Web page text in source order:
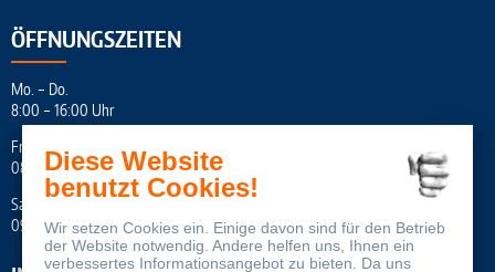
ÖFFNUNGSZEITEN
Mo. – Do.
8:00 – 16:00 Uhr
Fr.
08:00 – 16:45 Uhr
Sa.
09:00 – 12:00 Uhr
Diese Website
benutzt Cookies!
Wir setzen Cookies ein. Einige davon sind für den Betrieb
der Website notwendig. Andere helfen uns, Ihnen ein
verbessertes Informationsangebot zu bieten. Da uns